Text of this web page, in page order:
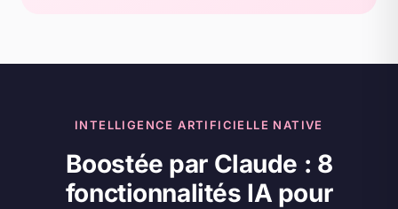
INTELLIGENCE ARTIFICIELLE NATIVE
Boostée par Claude : 8
fonctionnalités IA pour